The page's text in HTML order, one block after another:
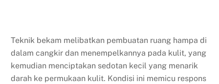
Teknik bekam melibatkan pembuatan ruang hampa di
dalam cangkir dan menempelkannya pada kulit, yang
kemudian menciptakan sedotan kecil yang menarik
darah ke permukaan kulit. Kondisi ini memicu respons